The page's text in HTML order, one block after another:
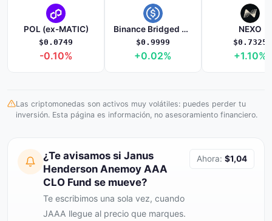
POL (ex-MATIC)
$0.0749
-0.10%
Binance Bridged USDC (BNB Smart Chain)
$0.9999
+0.02%
NEXO
$0.7325
+1.10%
Las criptomonedas son activos muy volátiles: puedes perder tu
inversión. Esta página es información, no asesoramiento financiero.
¿Te avisamos si Janus
Henderson Anemoy AAA
CLO Fund se mueve?
Te escribimos una sola vez, cuando
JAAA llegue al precio que marques.
Ahora: $1,04